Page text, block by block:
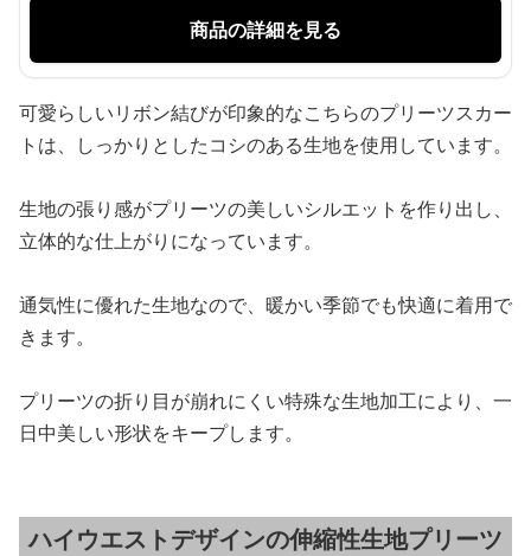
商品の詳細を見る
可愛らしいリボン結びが印象的なこちらのプリーツスカー
トは、しっかりとしたコシのある生地を使用しています。
生地の張り感がプリーツの美しいシルエットを作り出し、
立体的な仕上がりになっています。
通気性に優れた生地なので、暖かい季節でも快適に着用で
きます。
プリーツの折り目が崩れにくい特殊な生地加工により、一
日中美しい形状をキープします。
ハイウエストデザインの伸縮性生地プリーツ